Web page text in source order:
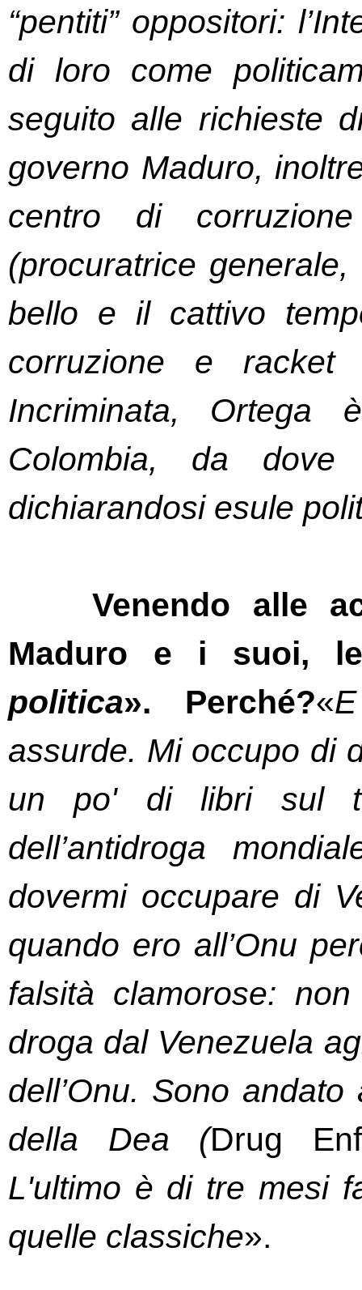
“pentiti” oppositori:
di loro come
seguito alle richieste
governo Maduro,
centro di
(procuratrice
bello e il cattivo
corruzione e racket
Incriminata,
Colombia, da
dichiarandosi esule
Venendo alle
Maduro e i suoi,
politica». Perché?«
assurde. Mi occupo di
un po' di libri sul
dell’antidroga
dovermi occupare di
quando ero all’Onu
falsità clamorose:
droga dal Venezuela
dell’Onu. Sono
della Dea (Drug
L'ultimo è di tre mesi
quelle classiche».